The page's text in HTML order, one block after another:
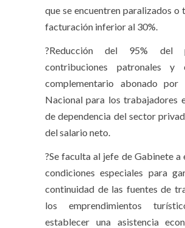
que se encuentren paralizados o
facturación inferior al 30%.
?Reducción del 95% del
contribuciones patronales y
complementario abonado por
Nacional para los trabajadores
de dependencia del sector
del salario neto.
?Se faculta al jefe de Gabinete a
condiciones especiales para
continuidad de las fuentes de
los emprendimientos
establecer una asistencia